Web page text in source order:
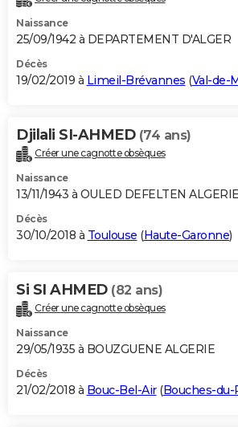
Naissance
25/09/1942 à DEPARTEMENT D'ALGER
Décès
19/02/2019 à Limeil-Brévannes (Val-de-
Djilali SI-AHMED (74 ans)
Créer une cagnotte obsèques
Naissance
13/11/1943 à OULED DEFELTEN ALGERIE
Décès
30/10/2018 à Toulouse (Haute-Garonne)
Si SI AHMED (82 ans)
Créer une cagnotte obsèques
Naissance
29/05/1935 à BOUZGUENE ALGERIE
Décès
21/02/2018 à Bouc-Bel-Air(Bouches-du-